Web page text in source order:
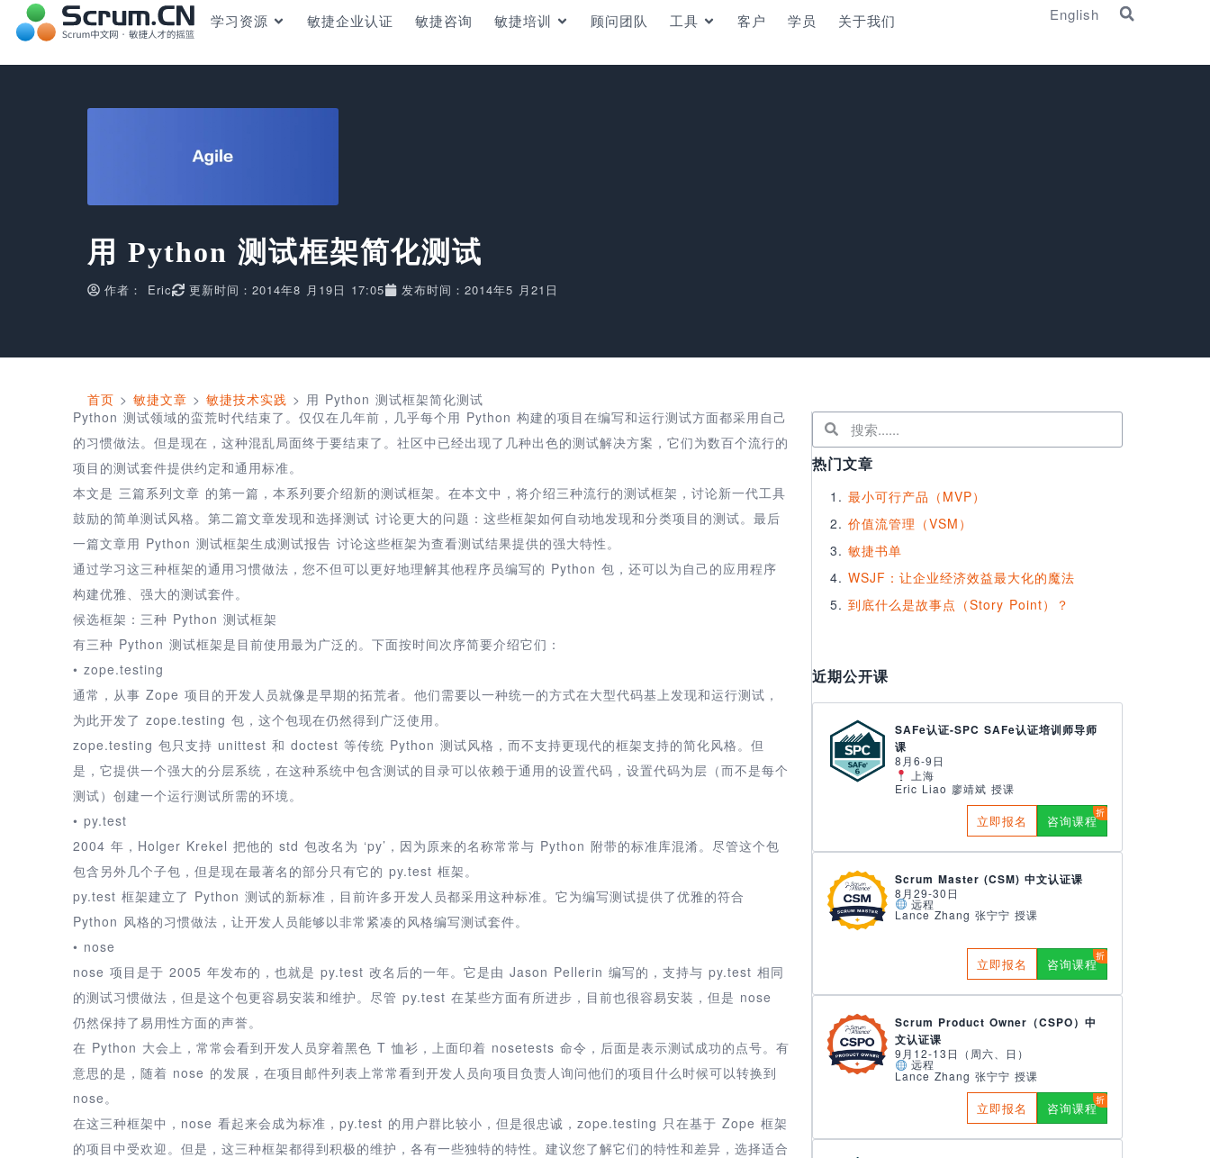
学习资源 敏捷企业认证 敏捷咨询 敏捷培训 顾问团队 工具 客户 学员 关于我们 English
用 Python 测试框架简化测试
作者： Eric 更新时间：2014年8 月19日 17:05 发布时间：2014年5 月21日
首页 > 敏捷文章 > 敏捷技术实践 > 用 Python 测试框架简化测试
Python 测试领域的蛮荒时代结束了。仅仅在几年前，几乎每个用 Python 构建的项目在编写和运行测试方面都采用自己
的习惯做法。但是现在，这种混乱局面终于要结束了。社区中已经出现了几种出色的测试解决方案，它们为数百个流行的
项目的测试套件提供约定和通用标准。
本文是 三篇系列文章 的第一篇，本系列要介绍新的测试框架。在本文中，将介绍三种流行的测试框架，讨论新一代工具
鼓励的简单测试风格。第二篇文章发现和选择测试 讨论更大的问题：这些框架如何自动地发现和分类项目的测试。最后
一篇文章用 Python 测试框架生成测试报告 讨论这些框架为查看测试结果提供的强大特性。
通过学习这三种框架的通用习惯做法，您不但可以更好地理解其他程序员编写的 Python 包，还可以为自己的应用程序
构建优雅、强大的测试套件。
候选框架：三种 Python 测试框架
有三种 Python 测试框架是目前使用最为广泛的。下面按时间次序简要介绍它们：
• zope.testing
通常，从事 Zope 项目的开发人员就像是早期的拓荒者。他们需要以一种统一的方式在大型代码基上发现和运行测试，
为此开发了 zope.testing 包，这个包现在仍然得到广泛使用。
zope.testing 包只支持 unittest 和 doctest 等传统 Python 测试风格，而不支持更现代的框架支持的简化风格。但
是，它提供一个强大的分层系统，在这种系统中包含测试的目录可以依赖于通用的设置代码，设置代码为层（而不是每个
测试）创建一个运行测试所需的环境。
• py.test
2004 年，Holger Krekel 把他的 std 包改名为 ‘py’，因为原来的名称常常与 Python 附带的标准库混淆。尽管这个包
包含另外几个子包，但是现在最著名的部分只有它的 py.test 框架。
py.test 框架建立了 Python 测试的新标准，目前许多开发人员都采用这种标准。它为编写测试提供了优雅的符合
Python 风格的习惯做法，让开发人员能够以非常紧凑的风格编写测试套件。
• nose
nose 项目是于 2005 年发布的，也就是 py.test 改名后的一年。它是由 Jason Pellerin 编写的，支持与 py.test 相同
的测试习惯做法，但是这个包更容易安装和维护。尽管 py.test 在某些方面有所进步，目前也很容易安装，但是 nose
仍然保持了易用性方面的声誉。
在 Python 大会上，常常会看到开发人员穿着黑色 T 恤衫，上面印着 nosetests 命令，后面是表示测试成功的点号。有
意思的是，随着 nose 的发展，在项目邮件列表上常常看到开发人员向项目负责人询问他们的项目什么时候可以转换到
nose。
在这三种框架中，nose 看起来会成为标准，py.test 的用户群比较小，但是很忠诚，zope.testing 只在基于 Zope 框架
的项目中受欢迎。但是，这三种框架都得到积极的维护，各有一些独特的特性。建议您了解它们的特性和差异，选择适合
热门文章
最小可行产品（MVP）
价值流管理（VSM）
敏捷书单
WSJF：让企业经济效益最大化的魔法
到底什么是故事点（Story Point）？
近期公开课
SAFe认证-SPC SAFe认证培训师导师
课
8月6-9日
上海
Eric Liao 廖靖斌 授课
立即报名 咨询课程
Scrum Master (CSM) 中文认证课
8月29-30日
远程
Lance Zhang 张宁宁 授课
立即报名 咨询课程
Scrum Product Owner（CSPO）中
文认证课
9月12-13日（周六、日）
远程
Lance Zhang 张宁宁 授课
立即报名 咨询课程